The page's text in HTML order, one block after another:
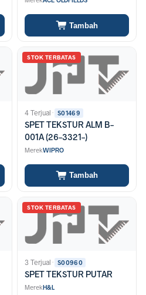
Tambah
STOK TERBATAS
4 Terjual· S01469
SPET TEKSTUR ALM B-
001A (26-3321-)
MerekWIPRO
Tambah
STOK TERBATAS
3 Terjual· S00960
SPET TEKSTUR PUTAR
MerekH&L